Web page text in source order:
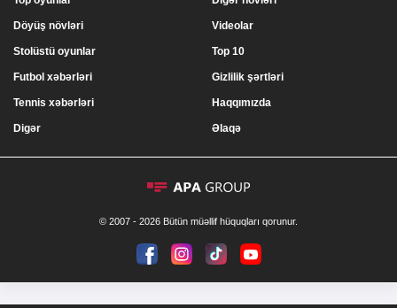
Döyüş növləri
Stolüstü oyunlar
Videolar
Top 10
Futbol xəbərləri
Tennis xəbərləri
Digər
Gizlilik şərtləri
Haqqımızda
Əlaqə
© 2007 - 2026 Bütün müəllif hüquqları qorunur.